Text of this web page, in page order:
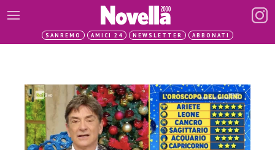
SANREMO AMICI 24 NEWSLETTER ABBONATI